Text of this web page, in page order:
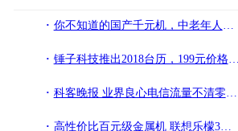
你不知道的国产千元机，中老年人的第一选择“金嗓子手机AGM H2”!
锤子科技推出2018台历，199元价格天生骄傲!
科客晚报 业界良心电信流量不清零，索尼Z5国行价很吓人!
高性价比百元级金属机 联想乐檬3评测!